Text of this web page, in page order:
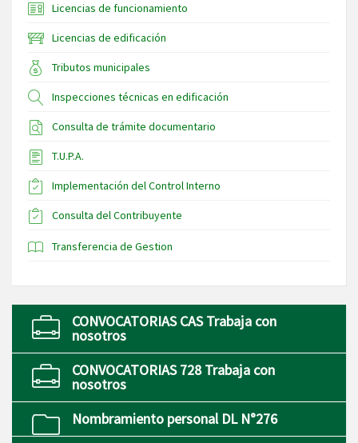
Licencias de funcionamiento
Licencias de edificación
Tributos municipales
Inspecciones técnicas en edificación
Consulta de trámite documentario
T.U.P.A.
Implementación del Control Interno
Consulta del Contribuyente
Transferencia de Gestion
CONVOCATORIAS CAS Trabaja con
nosotros
CONVOCATORIAS 728 Trabaja con
nosotros
Nombramiento personal DL N°276